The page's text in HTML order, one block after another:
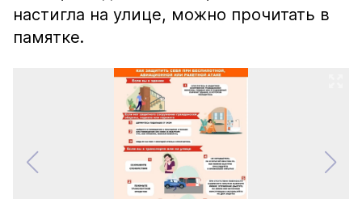
настигла на улице, можно прочитать в
памятке.